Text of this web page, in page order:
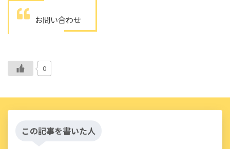
お問い合わせ
0
この記事を書いた人